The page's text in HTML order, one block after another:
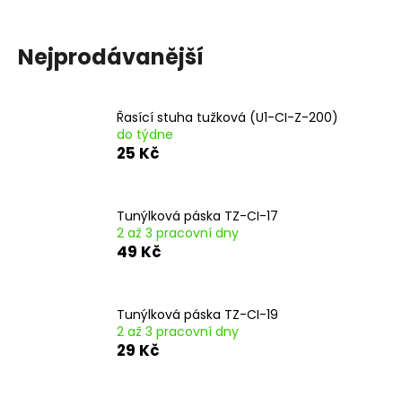
Nejprodávanější
Řasící stuha tužková (U1-CI-Z-200)
do týdne
25 Kč
Tunýlková páska TZ-CI-17
2 až 3 pracovní dny
49 Kč
Tunýlková páska TZ-CI-19
2 až 3 pracovní dny
29 Kč